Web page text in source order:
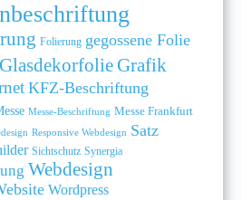
Folierung gegossene Folie
Glasdekorfolie Grafik
KFZ-Beschriftung
Messe-Beschriftung Messe Frankfurt
Responsive Webdesign Satz
Sichtschutz Synergia
Webdesign
Wordpress